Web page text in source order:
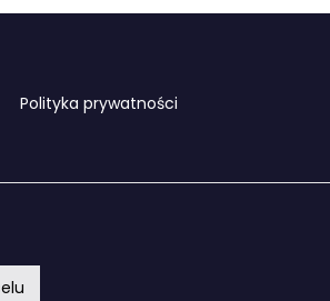
Polityka prywatności